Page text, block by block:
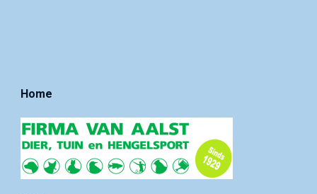
Home